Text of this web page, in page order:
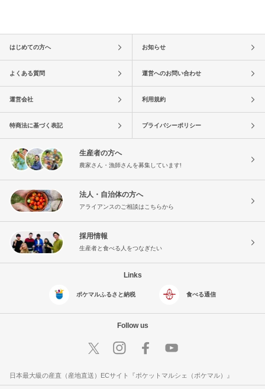
はじめての方へ お知らせ
よくある質問 運営へのお問い合わせ
運営会社 利用規約
特商法に基づく表記 プライバシーポリシー
生産者の方へ
農家さん・漁師さんを募集しています!
法人・自治体の方へ
アライアンスのご相談はこちらから
採用情報
生産者と食べる人をつなぎたい
Links
ポケマルふるさと納税 食べる通信
Follow us
日本最大級の産直（産地直送）ECサイト『ポケットマルシェ（ポケマル）』